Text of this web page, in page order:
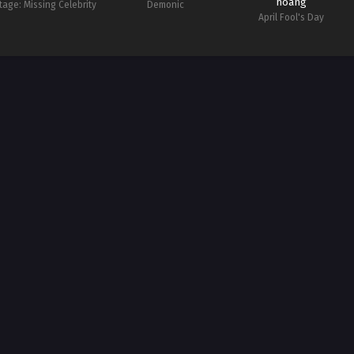
Missing Celebrity Demonic
April Fool's Day